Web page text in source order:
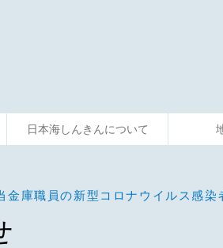
日本海しんきんについて
金庫職員の新型コロナウイルス感染